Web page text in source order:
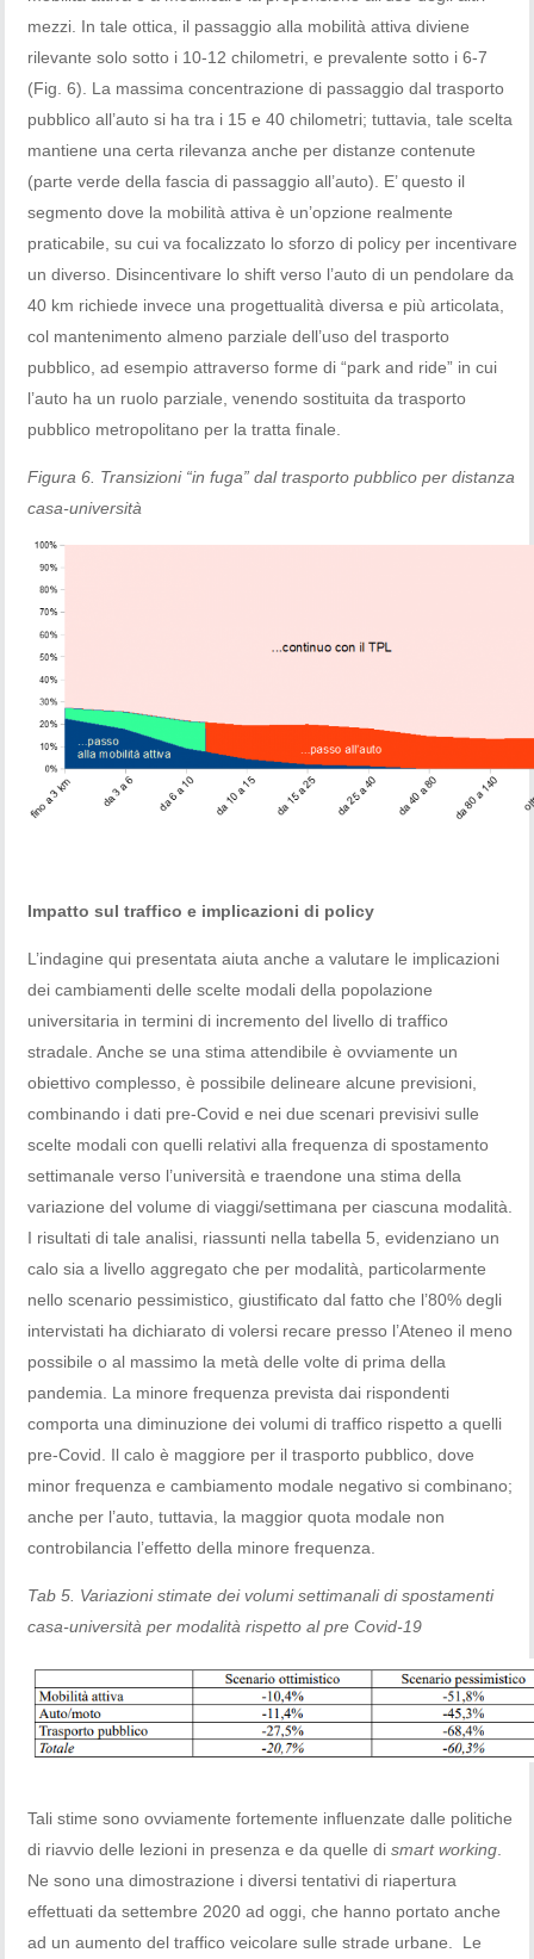
mezzi. In tale ottica, il passaggio alla mobilità attiva diviene
rilevante solo sotto i 10-12 chilometri, e prevalente sotto i 6-7
(Fig. 6). La massima concentrazione di passaggio dal trasporto
pubblico all’auto si ha tra i 15 e 40 chilometri; tuttavia, tale scelta
mantiene una certa rilevanza anche per distanze contenute
(parte verde della fascia di passaggio all’auto). E’ questo il
segmento dove la mobilità attiva è un’opzione realmente
praticabile, su cui va focalizzato lo sforzo di policy per incentivare
un diverso. Disincentivare lo shift verso l’auto di un pendolare da
40 km richiede invece una progettualità diversa e più articolata,
col mantenimento almeno parziale dell’uso del trasporto
pubblico, ad esempio attraverso forme di “park and ride” in cui
l’auto ha un ruolo parziale, venendo sostituita da trasporto
pubblico metropolitano per la tratta finale.
Figura 6. Transizioni “in fuga” dal trasporto pubblico per distanza
casa-università
Impatto sul traffico e implicazioni di policy
L’indagine qui presentata aiuta anche a valutare le implicazioni
dei cambiamenti delle scelte modali della popolazione
universitaria in termini di incremento del livello di traffico
stradale. Anche se una stima attendibile è ovviamente un
obiettivo complesso, è possibile delineare alcune previsioni,
combinando i dati pre-Covid e nei due scenari previsivi sulle
scelte modali con quelli relativi alla frequenza di spostamento
settimanale verso l’università e traendone una stima della
variazione del volume di viaggi/settimana per ciascuna modalità.
I risultati di tale analisi, riassunti nella tabella 5, evidenziano un
calo sia a livello aggregato che per modalità, particolarmente
nello scenario pessimistico, giustificato dal fatto che l’80% degli
intervistati ha dichiarato di volersi recare presso l’Ateneo il meno
possibile o al massimo la metà delle volte di prima della
pandemia. La minore frequenza prevista dai rispondenti
comporta una diminuzione dei volumi di traffico rispetto a quelli
pre-Covid. Il calo è maggiore per il trasporto pubblico, dove
minor frequenza e cambiamento modale negativo si combinano;
anche per l’auto, tuttavia, la maggior quota modale non
controbilancia l’effetto della minore frequenza.
Tab 5. Variazioni stimate dei volumi settimanali di spostamenti
casa-università per modalità rispetto al pre Covid-19
Tali stime sono ovviamente fortemente influenzate dalle politiche
di riavvio delle lezioni in presenza e da quelle dismart working
Ne sono una dimostrazione i diversi tentativi di riapertura
effettuati da settembre 2020 ad oggi, che hanno portato anche
ad un aumento del traffico veicolare sulle strade urbane. Le